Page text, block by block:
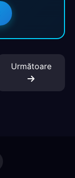
Următoare